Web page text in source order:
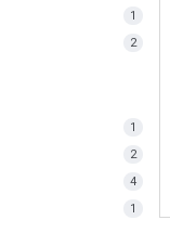
1
2
1
2
4
1